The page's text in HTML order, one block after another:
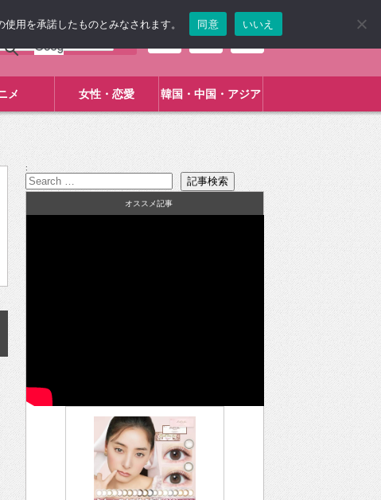
メ 女性・恋愛 韓国・中国・アジア
:
オススメ記事
用を承諾したものとみなされます。 同意 いいえ